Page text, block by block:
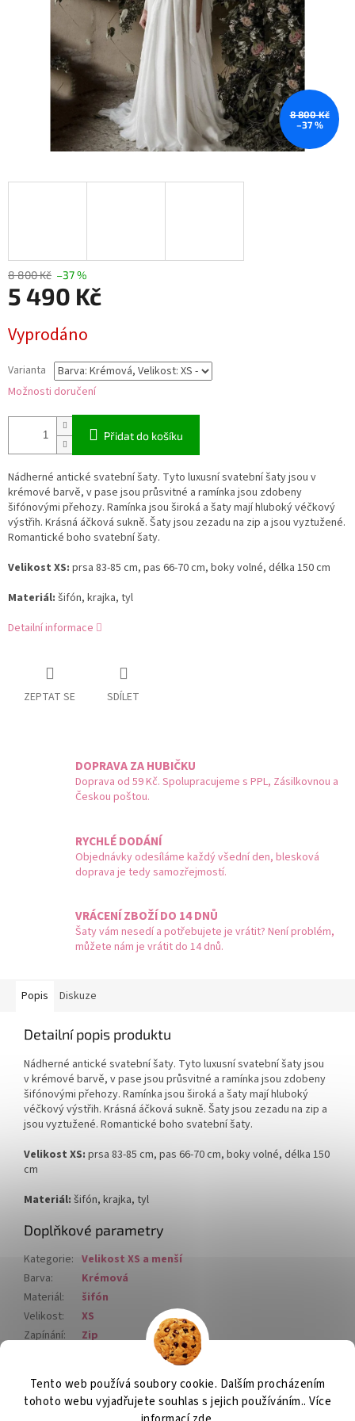
Tento web používá soubory cookie. Dalším procházením
tohoto webu vyjadřujete souhlas s jejich používáním.. Více
8 800 Kč
–37 %
8 800 Kč –37 %
5 490 Kč
cena:
Vyprodáno
Varianta
Možnosti doručení
Přidat do košíku
Nádherné antické svatební šaty. Tyto luxusní svatební šaty jsou v
krémové barvě, v pase jsou průsvitné a ramínka jsou zdobeny
šifónovými přehozy. Ramínka jsou široká a šaty mají hluboký véčkový
výstřih. Krásná áčková sukně. Šaty jsou zezadu na zip a jsou vyztužené.
Romantické boho svatební šaty.
Velikost XS: prsa 83-85 cm, pas 66-70 cm, boky volné, délka 150 cm
Materiál: šifón, krajka, tyl
Detailní informace
ZEPTAT SE SDÍLET
DOPRAVA ZA HUBIČKU
Doprava od 59 Kč. Spolupracujeme s PPL, Zásilkovnou a
Českou poštou.
RYCHLÉ DODÁNÍ
Objednávky odesíláme každý všední den, blesková
doprava je tedy samozřejmostí.
VRÁCENÍ ZBOŽÍ DO 14 DNŮ
Šaty vám nesedí a potřebujete je vrátit? Není problém,
můžete nám je vrátit do 14 dnů.
Popis Diskuze
Detailní popis produktu
Nádherné antické svatební šaty. Tyto luxusní svatební šaty jsou
v krémové barvě, v pase jsou průsvitné a ramínka jsou zdobeny
šifónovými přehozy. Ramínka jsou široká a šaty mají hluboký
véčkový výstřih. Krásná áčková sukně. Šaty jsou zezadu na zip a
jsou vyztužené. Romantické boho svatební šaty.
Velikost XS: prsa 83-85 cm, pas 66-70 cm, boky volné, délka 150
cm
Materiál: šifón, krajka, tyl
Doplňkové parametry
Kategorie: Velikost XS a menší
Barva:
Krémová
Materiál:
šifón
Velikost:
XS
Zapínání:
Zip